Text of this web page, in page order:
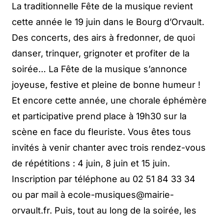
La traditionnelle Fête de la musique revient
cette année le 19 juin dans le Bourg d’Orvault.
Des concerts, des airs à fredonner, de quoi
danser, trinquer, grignoter et profiter de la
soirée… La Fête de la musique s’annonce
joyeuse, festive et pleine de bonne humeur !
Et encore cette année, une chorale éphémère
et participative prend place à 19h30 sur la
scène en face du fleuriste. Vous êtes tous
invités à venir chanter avec trois rendez-vous
de répétitions : 4 juin, 8 juin et 15 juin.
Inscription par téléphone au 02 51 84 33 34
ou par mail à ecole-musiques@mairie-
orvault.fr. Puis, tout au long de la soirée, les